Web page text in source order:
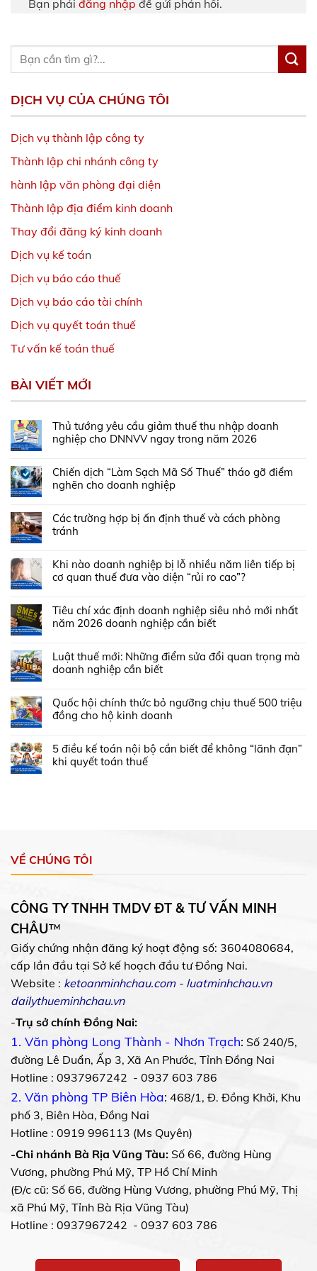
Bạn phải đăng nhập để gửi phản hồi.
DỊCH VỤ CỦA CHÚNG TÔI
Dịch vụ thành lập công ty
Thành lập chi nhánh công ty
hành lập văn phòng đại diện
Thành lập địa điểm kinh doanh
Thay đổi đăng ký kinh doanh
Dịch vụ kế toán
Dịch vụ báo cáo thuế
Dịch vụ báo cáo tài chính
Dịch vụ quyết toán thuế
Tư vấn kế toán thuế
BÀI VIẾT MỚI
Thủ tướng yêu cầu giảm thuế thu nhập doanh
nghiệp cho DNNVV ngay trong năm 2026
Chiến dịch “Làm Sạch Mã Số Thuế” tháo gỡ điểm
nghẽn cho doanh nghiệp
Các trường hợp bị ấn định thuế và cách phòng
tránh
Khi nào doanh nghiệp bị lỗ nhiều năm liên tiếp bị
cơ quan thuế đưa vào diện “rủi ro cao”?
Tiêu chí xác định doanh nghiệp siêu nhỏ mới nhất
năm 2026 doanh nghiệp cần biết
Luật thuế mới: Những điểm sửa đổi quan trọng mà
doanh nghiệp cần biết
Quốc hội chính thức bỏ ngưỡng chịu thuế 500 triệu
đồng cho hộ kinh doanh
5 điều kế toán nội bộ cần biết để không “lãnh đạn”
khi quyết toán thuế
VỀ CHÚNG TÔI
CÔNG TY TNHH TMDV ĐT & TƯ VẤN MINH
CHÂU™
Giấy chứng nhận đăng ký hoạt động số: 3604080684,
cấp lần đầu tại Sở kế hoạch đầu tư Đồng Nai.
Website : ketoanminhchau.com- luatminhchau.vn
dailythueminhchau.vn
-Trụ sở chính Đồng Nai:
1. Văn phòng Long Thành - Nhơn Trạch: Số 240/5,
đường Lê Duẩn, Ấp 3, Xã An Phước, Tỉnh Đồng Nai
Hotline : 0937967242 - 0937 603 786
2. Văn phòng TP Biên Hòa: 468/1, Đ. Đồng Khởi, Khu
phố 3, Biên Hòa, Đồng Nai
Hotline : 0919 996113 (Ms Quyên)
-Chi nhánh Bà Rịa Vũng Tàu: Số 66, đường Hùng
Vương, phường Phú Mỹ, TP Hồ Chí Minh
(Đ/c cũ: Số 66, đường Hùng Vương, phường Phú Mỹ, Thị
xã Phú Mỹ, Tỉnh Bà Rịa Vũng Tàu)
Hotline : 0937967242 - 0937 603 786